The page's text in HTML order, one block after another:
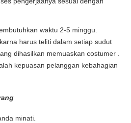
waktu 2-5 minggu.
harus teliti dalam setiap sudut
dihasilkan memuaskan costumer .
kepuasan pelanggan kebahagian
minati.